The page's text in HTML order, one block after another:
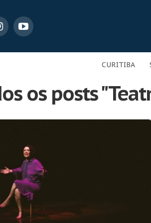
CURITIBA
os posts